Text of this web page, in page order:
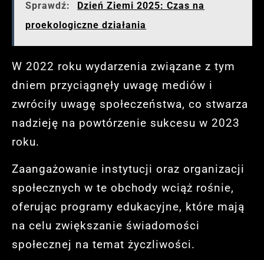
Sprawdź:
Dzień Ziemi 2025: Czas na
proekologiczne działania
W 2022 roku wydarzenia związane z tym
dniem przyciągnęły uwagę mediów i
zwróciły uwagę społeczeństwa, co stwarza
nadzieję na powtórzenie sukcesu w 2023
roku.
Zaangażowanie instytucji oraz organizacji
społecznych w te obchody wciąż rośnie,
oferując programy edukacyjne, które mają
na celu zwiększanie świadomości
społecznej na temat życzliwości.